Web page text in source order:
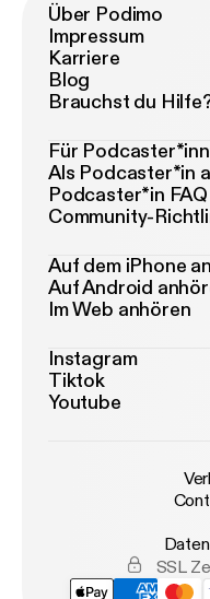
Über Podimo
Impressum
Karriere
Blog
Brauchst du
Für
Als Podcaster*in
Podcaster*in FAQ
Community-
Auf dem iPhone
Auf Android
Im Web anhören
Instagram
Tiktok
Youtube
SSL